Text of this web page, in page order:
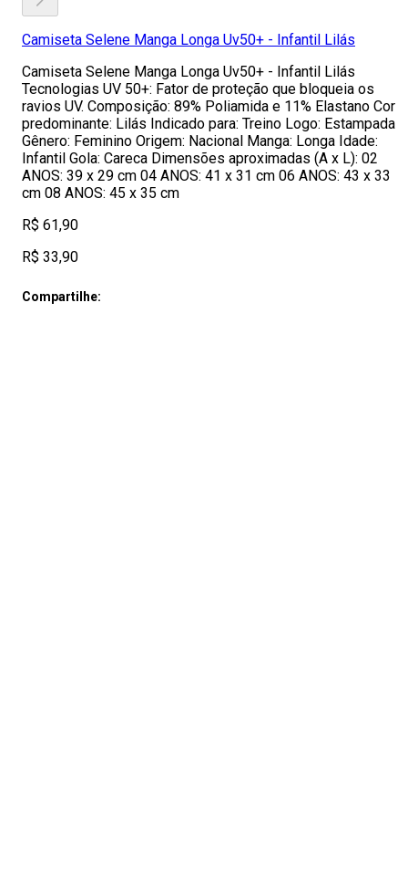
Camiseta Selene Manga Longa Uv50+ - Infantil Lilás
Camiseta Selene Manga Longa Uv50+ - Infantil Lilás
Tecnologias UV 50+: Fator de proteção que bloqueia os
ravios UV. Composição: 89% Poliamida e 11% Elastano Cor
predominante: Lilás Indicado para: Treino Logo: Estampada
Gênero: Feminino Origem: Nacional Manga: Longa Idade:
Infantil Gola: Careca Dimensões aproximadas (A x L): 02
ANOS: 39 x 29 cm 04 ANOS: 41 x 31 cm 06 ANOS: 43 x 33
cm 08 ANOS: 45 x 35 cm
R$ 61,90
R$ 33,90
Compartilhe: